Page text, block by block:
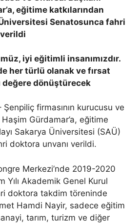
eğitime katkılarından
Senatosunca fahri
iyi eğitimli insanımızdır.
her türlü olanak ve fırsat
değere dönüştürecek
Şenpiliç firmasının kurucusu ve
Haşim Gürdamar’a, eğitime
Sakarya Üniversitesi (SAÜ)
doktora unvanı verildi.
Merkezi’nde 2019-2020
Yılı Akademik Genel Kurul
doktora takdim töreninde
Hamdi Nayir, sadece eğitim
tarım, turizm ve diğer